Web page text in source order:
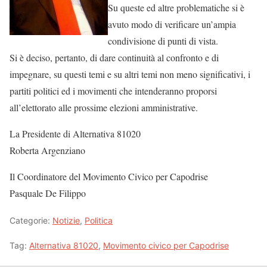
Su queste ed altre problematiche si è
avuto modo di verificare un’ampia
condivisione di punti di vista.
Si è deciso, pertanto, di dare continuità al confronto e di
impegnare, su questi temi e su altri temi non meno significativi, i
partiti politici ed i movimenti che intenderanno proporsi
all’elettorato alle prossime elezioni amministrative.
La Presidente di Alternativa 81020
Roberta Argenziano
Il Coordinatore del Movimento Civico per Capodrise
Pasquale De Filippo
Categorie: Notizie, Politica
Tag: Alternativa 81020, Movimento civico per Capodrise